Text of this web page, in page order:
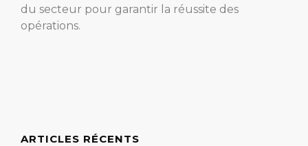
du secteur pour garantir la réussite des
opérations.
ARTICLES RÉCENTS